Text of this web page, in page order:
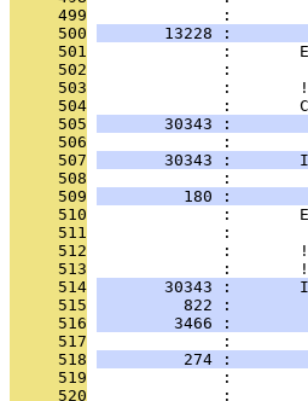
     499
:
     500
13228 :
     501
:
     502
              :
     503
:
     504
:
     505
30343 :
     506
              :
     507
30343 :
     508
:
     509
180 :
     510
:
     511
              :
     512
:
     513
:
     514
30343 :
     515
822 :
     516
3466 :
     517
:
     518
274 :
     519
:
     520
: